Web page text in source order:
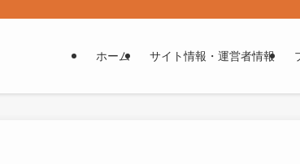
ホーム サイト情報・運営者情報